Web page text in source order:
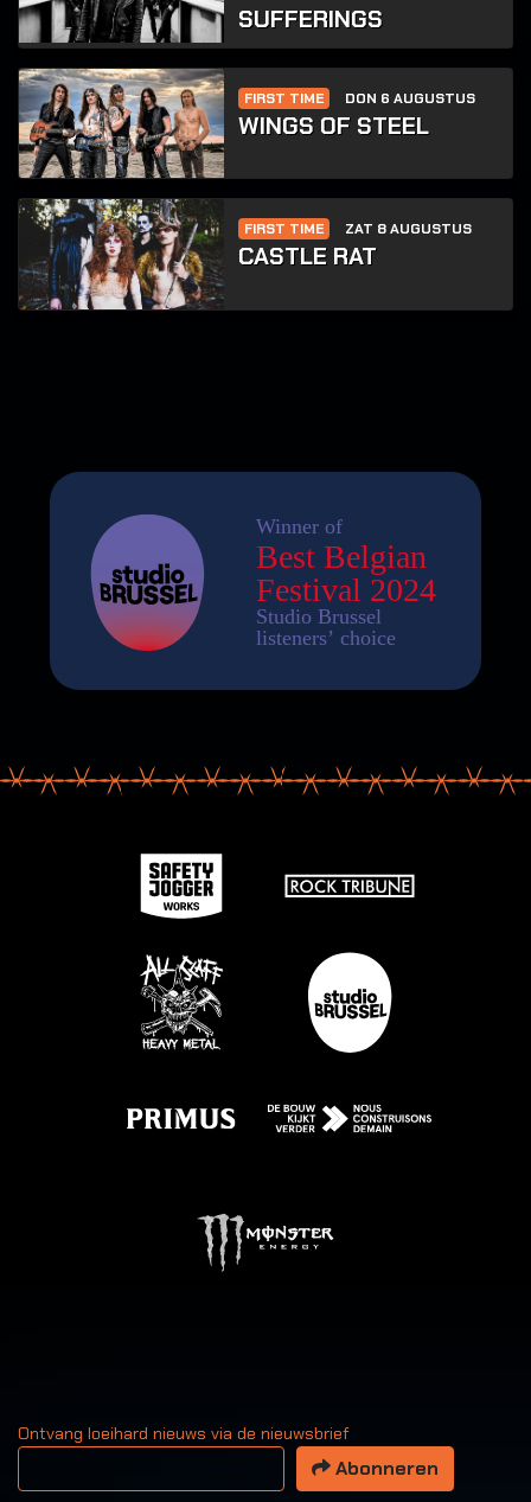
SUFFERINGS
FIRST TIME DON 6 AUGUSTUS
WINGS OF STEEL
FIRST TIME ZAT 8 AUGUSTUS
CASTLE RAT
Ontvang loeihard nieuws via de nieuwsbrief
Uw email adres
Abonneren